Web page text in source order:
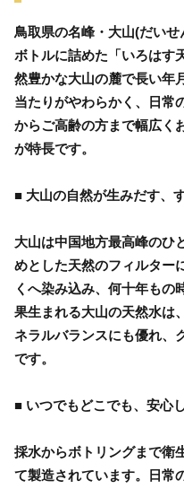
鳥取県の名峰・大山(だい
ボトルに詰めた「いろはす
然豊かな大山の麓で長い年
当たりがやわらかく、日常
からご高齢の方まで幅広く
が特長です。
■ 大山の自然が生みだす、
大山は中国地方最高峰のひ
めとした天然のフィルター
くへ染み込み、何十年もの
果生まれる大山の天然水は
ネラルバランスにも優れ、
です。
■ いつでもどこでも、安心
採水からボトリングまで衛
て製造されています。日常